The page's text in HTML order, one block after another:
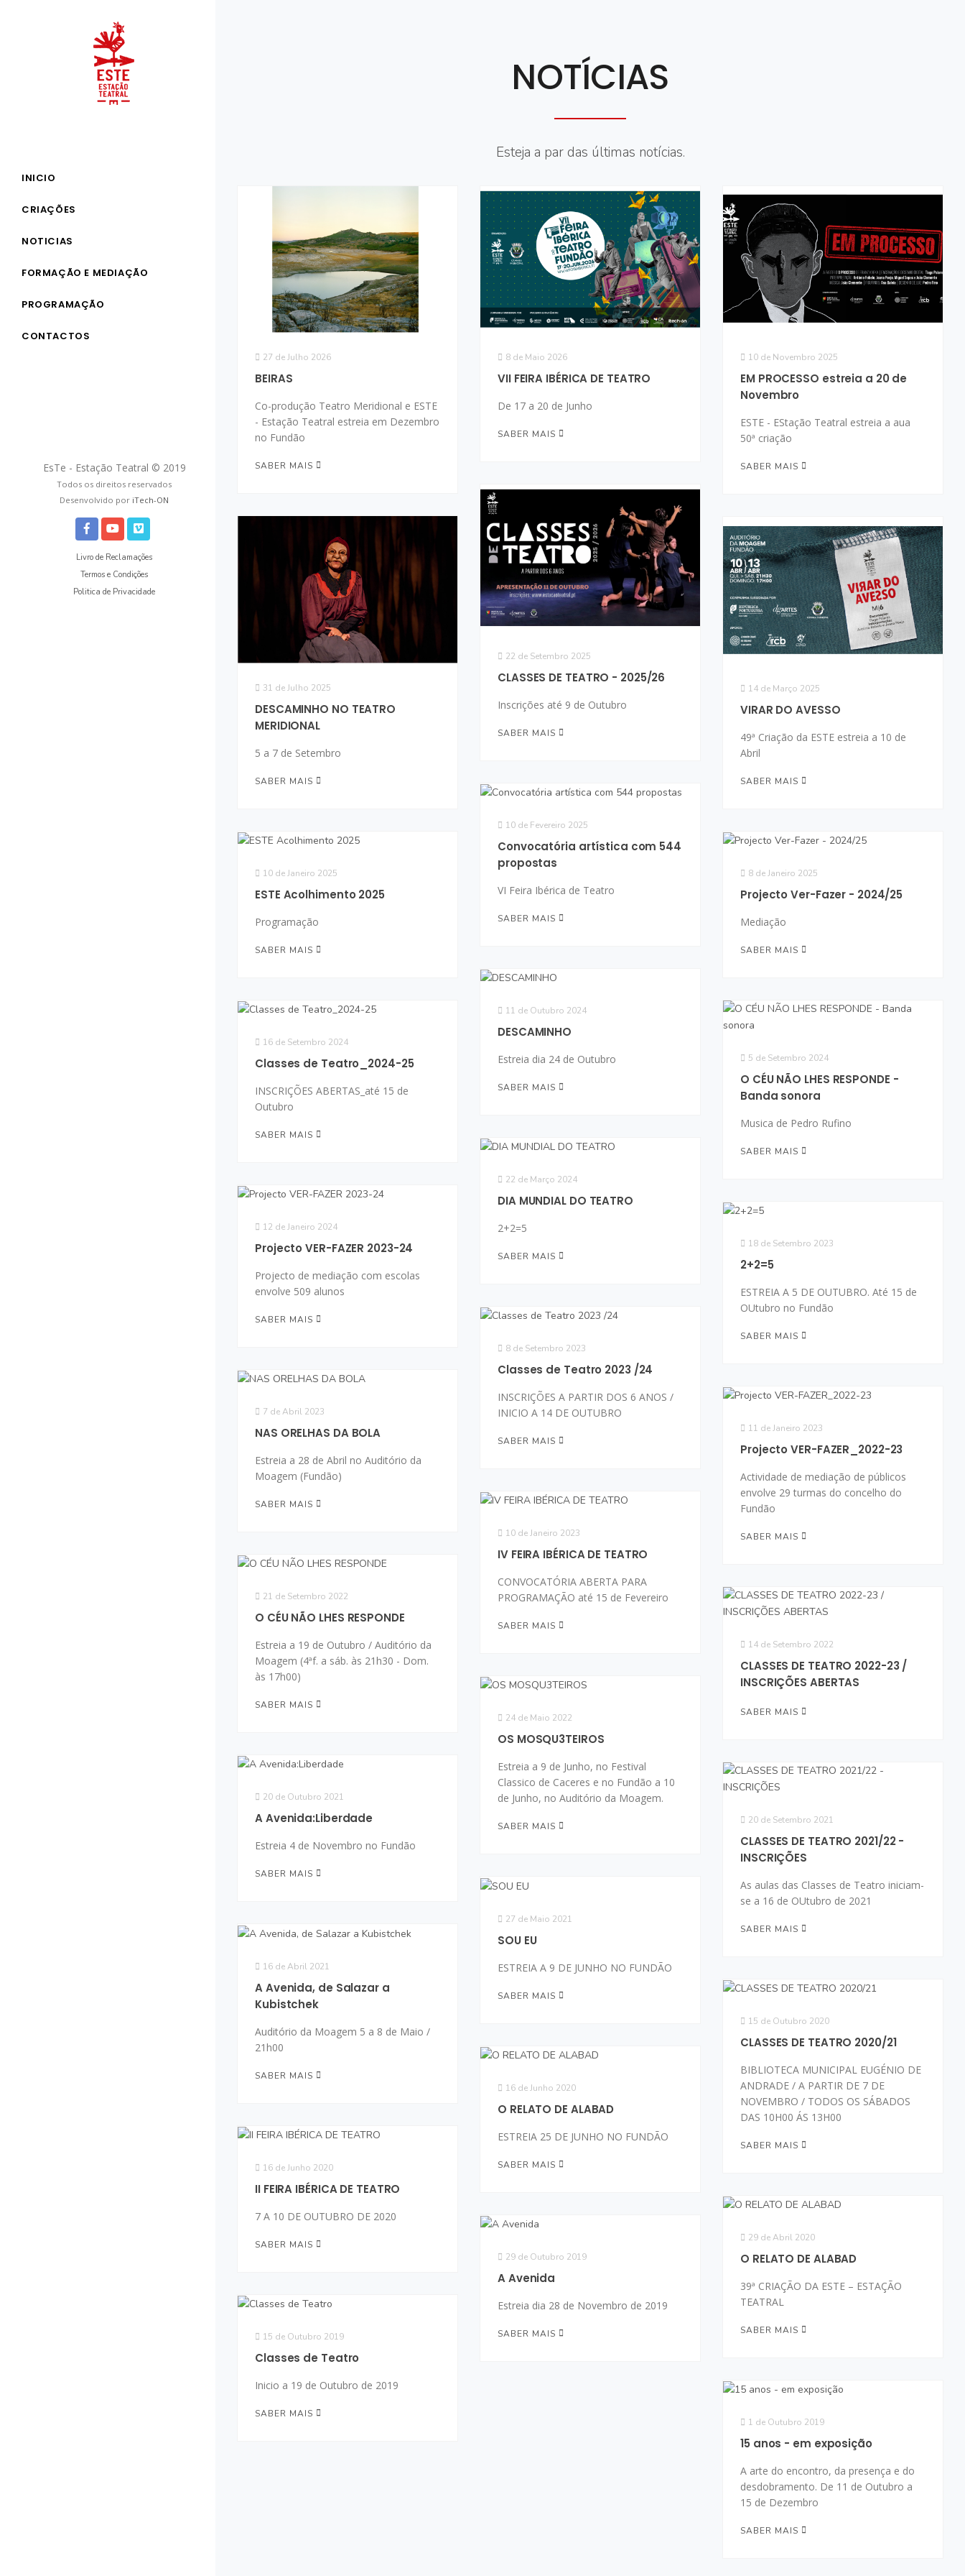
INICIO
CRIAÇÕES
NOTICIAS
FORMAÇÃO E MEDIAÇÃO
PROGRAMAÇÃO
CONTACTOS
EsTe - Estação Teatral © 2019
Todos os direitos reservados
Desenvolvido por iTech-ON
Livro de Reclamações
Termos e Condições
Politica de Privacidade
NOTÍCIAS
Esteja a par das últimas notícias.
27 de Julho 2026
BEIRAS
Co-produção Teatro Meridional e ESTE
- Estação Teatral estreia em Dezembro
no Fundão
SABER MAIS
8 de Maio 2026
VII FEIRA IBÉRICA DE TEATRO
De 17 a 20 de Junho
SABER MAIS
10 de Novembro 2025
EM PROCESSO estreia a 20 de
Novembro
ESTE - EStação Teatral estreia a aua
50ª criação
SABER MAIS
22 de Setembro 2025
CLASSES DE TEATRO - 2025/26
Inscrições até 9 de Outubro
SABER MAIS
31 de Julho 2025
DESCAMINHO NO TEATRO
MERIDIONAL
5 a 7 de Setembro
SABER MAIS
14 de Março 2025
VIRAR DO AVESSO
49ª Criação da ESTE estreia a 10 de
Abril
SABER MAIS
10 de Fevereiro 2025
Convocatória artística com 544
propostas
VI Feira Ibérica de Teatro
SABER MAIS
10 de Janeiro 2025
ESTE Acolhimento 2025
Programação
SABER MAIS
8 de Janeiro 2025
Projecto Ver-Fazer - 2024/25
Mediação
SABER MAIS
11 de Outubro 2024
DESCAMINHO
Estreia dia 24 de Outubro
SABER MAIS
16 de Setembro 2024
Classes de Teatro_2024-25
INSCRIÇÕES ABERTAS_até 15 de
Outubro
SABER MAIS
5 de Setembro 2024
O CÉU NÃO LHES RESPONDE -
Banda sonora
Musica de Pedro Rufino
SABER MAIS
22 de Março 2024
DIA MUNDIAL DO TEATRO
2+2=5
SABER MAIS
12 de Janeiro 2024
Projecto VER-FAZER 2023-24
Projecto de mediação com escolas
envolve 509 alunos
SABER MAIS
18 de Setembro 2023
2+2=5
ESTREIA A 5 DE OUTUBRO. Até 15 de
OUtubro no Fundão
SABER MAIS
8 de Setembro 2023
Classes de Teatro 2023 /24
INSCRIÇÕES A PARTIR DOS 6 ANOS /
INICIO A 14 DE OUTUBRO
SABER MAIS
7 de Abril 2023
NAS ORELHAS DA BOLA
Estreia a 28 de Abril no Auditório da
Moagem (Fundão)
SABER MAIS
11 de Janeiro 2023
Projecto VER-FAZER_2022-23
Actividade de mediação de públicos
envolve 29 turmas do concelho do
Fundão
SABER MAIS
10 de Janeiro 2023
IV FEIRA IBÉRICA DE TEATRO
CONVOCATÓRIA ABERTA PARA
PROGRAMAÇÃO até 15 de Fevereiro
SABER MAIS
21 de Setembro 2022
O CÉU NÃO LHES RESPONDE
Estreia a 19 de Outubro / Auditório da
Moagem (4ªf. a sáb. às 21h30 - Dom.
às 17h00)
SABER MAIS
14 de Setembro 2022
CLASSES DE TEATRO 2022-23 /
INSCRIÇÕES ABERTAS
SABER MAIS
24 de Maio 2022
OS MOSQU3TEIROS
Estreia a 9 de Junho, no Festival
Classico de Caceres e no Fundão a 10
de Junho, no Auditório da Moagem.
SABER MAIS
20 de Outubro 2021
A Avenida:Liberdade
Estreia 4 de Novembro no Fundão
SABER MAIS
20 de Setembro 2021
CLASSES DE TEATRO 2021/22 -
INSCRIÇÕES
As aulas das Classes de Teatro iniciam-
se a 16 de OUtubro de 2021
SABER MAIS
27 de Maio 2021
SOU EU
ESTREIA A 9 DE JUNHO NO FUNDÃO
SABER MAIS
16 de Abril 2021
A Avenida, de Salazar a
Kubistchek
Auditório da Moagem 5 a 8 de Maio /
21h00
SABER MAIS
15 de Outubro 2020
CLASSES DE TEATRO 2020/21
BIBLIOTECA MUNICIPAL EUGÉNIO DE
ANDRADE / A PARTIR DE 7 DE
NOVEMBRO / TODOS OS SÁBADOS
DAS 10H00 ÁS 13H00
SABER MAIS
16 de Junho 2020
O RELATO DE ALABAD
ESTREIA 25 DE JUNHO NO FUNDÃO
SABER MAIS
16 de Junho 2020
II FEIRA IBÉRICA DE TEATRO
7 A 10 DE OUTUBRO DE 2020
SABER MAIS
29 de Abril 2020
O RELATO DE ALABAD
39ª CRIAÇÃO DA ESTE – ESTAÇÃO
TEATRAL
SABER MAIS
29 de Outubro 2019
A Avenida
Estreia dia 28 de Novembro de 2019
SABER MAIS
15 de Outubro 2019
Classes de Teatro
Inicio a 19 de Outubro de 2019
SABER MAIS
1 de Outubro 2019
15 anos - em exposição
A arte do encontro, da presença e do
desdobramento. De 11 de Outubro a
15 de Dezembro
SABER MAIS